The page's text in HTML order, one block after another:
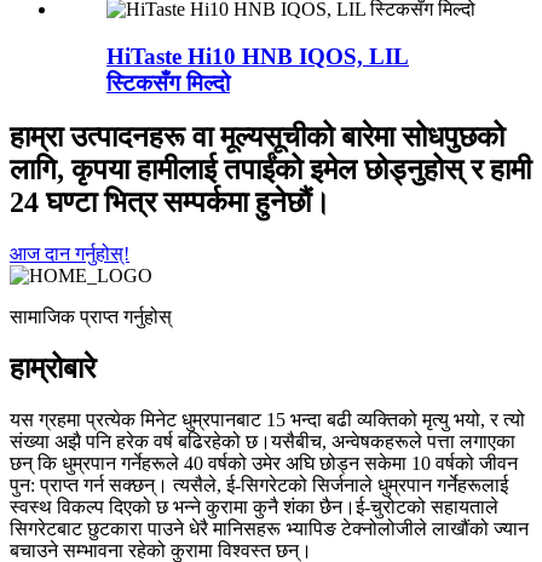
HiTaste Hi10 HNB IQOS, LIL
स्टिकसँग मिल्दो
हाम्रा उत्पादनहरू वा मूल्यसूचीको बारेमा सोधपुछको
लागि, कृपया हामीलाई तपाईंको इमेल छोड्नुहोस् र हामी
24 घण्टा भित्र सम्पर्कमा हुनेछौं।
आज दान गर्नुहोस्!
सामाजिक प्राप्त गर्नुहोस्
हाम्रोबारे
यस ग्रहमा प्रत्येक मिनेट धुम्रपानबाट 15 भन्दा बढी व्यक्तिको मृत्यु भयो, र त्यो
संख्या अझै पनि हरेक वर्ष बढिरहेको छ।यसैबीच, अन्वेषकहरूले पत्ता लगाएका
छन् कि धुम्रपान गर्नेहरूले 40 वर्षको उमेर अघि छोड्न सकेमा 10 वर्षको जीवन
पुन: प्राप्त गर्न सक्छन्। त्यसैले, ई-सिगरेटको सिर्जनाले धुम्रपान गर्नेहरूलाई
स्वस्थ विकल्प दिएको छ भन्ने कुरामा कुनै शंका छैन।ई-चुरोटको सहायताले
सिगरेटबाट छुटकारा पाउने धेरै मानिसहरू भ्यापिङ टेक्नोलोजीले लाखौंको ज्यान
बचाउने सम्भावना रहेको कुरामा विश्वस्त छन्।